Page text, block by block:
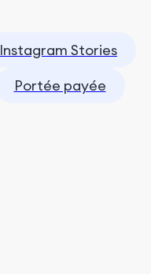
Instagram Stories
Portée payée